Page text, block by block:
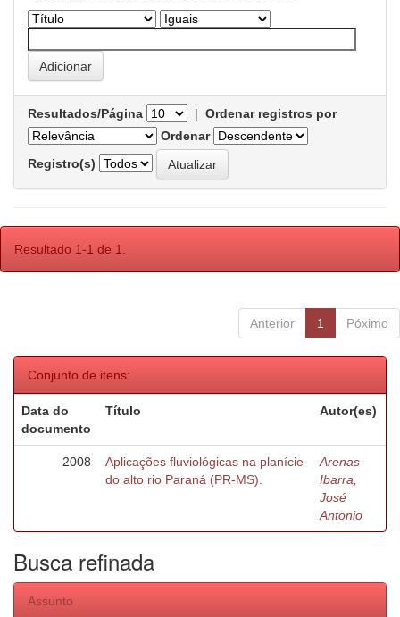
Resultados/Página | Ordenar registros por
Ordenar
Registro(s)
Resultado 1-1 de 1.
Anterior 1 Póximo
Conjunto de itens:
Data do
documento
Título Autor(es)
2008
Aplicações fluviológicas na planície
do alto rio Paraná (PR-MS).
Arenas
Ibarra,
José
Antonio
Busca refinada
Assunto